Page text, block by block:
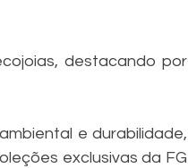
destacando por
e durabilidade,
exclusivas da FG